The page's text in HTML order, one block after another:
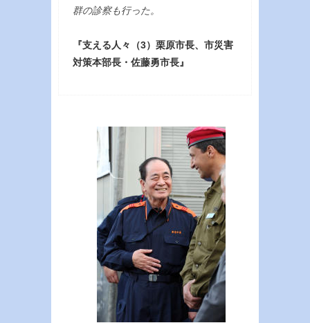
群の診察も行った。
『支える人々（3）栗原市長、市災害
対策本部長・佐藤勇市長』